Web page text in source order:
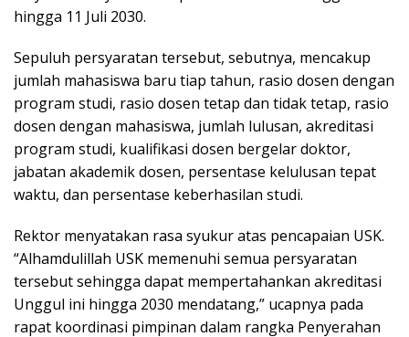
hingga 11 Juli 2030.
Sepuluh persyaratan tersebut, sebutnya, mencakup
jumlah mahasiswa baru tiap tahun, rasio dosen dengan
program studi, rasio dosen tetap dan tidak tetap, rasio
dosen dengan mahasiswa, jumlah lulusan, akreditasi
program studi, kualifikasi dosen bergelar doktor,
jabatan akademik dosen, persentase kelulusan tepat
waktu, dan persentase keberhasilan studi.
Rektor menyatakan rasa syukur atas pencapaian USK.
“Alhamdulillah USK memenuhi semua persyaratan
tersebut sehingga dapat mempertahankan akreditasi
Unggul ini hingga 2030 mendatang,” ucapnya pada
rapat koordinasi pimpinan dalam rangka Penyerahan